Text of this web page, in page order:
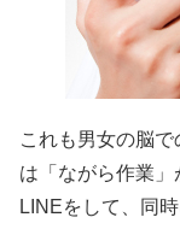
これも男女の脳
は「ながら作業
LINEをして、同